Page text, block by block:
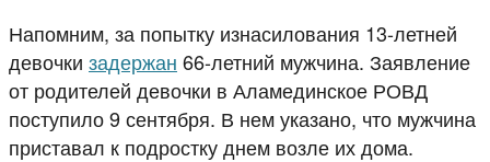
Напомним, за попытку изнасилования 13-летней
девочки задержан 66-летний мужчина. Заявление
от родителей девочки в Аламединское РОВД
поступило 9 сентября. В нем указано, что мужчина
приставал к подростку днем возле их дома.